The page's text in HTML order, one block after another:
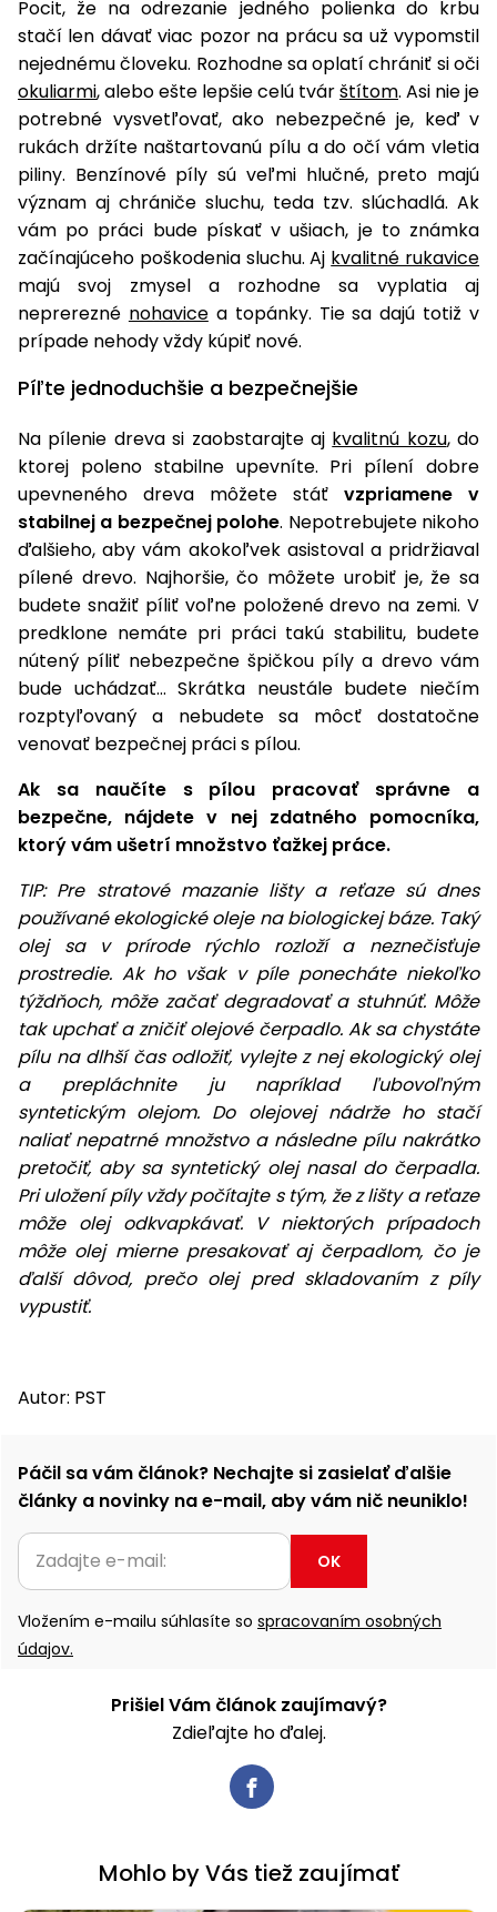
Pocit, že na odrezanie jedného polienka do krbu
stačí len dávať viac pozor na prácu sa už vypomstil
nejednému človeku. Rozhodne sa oplatí chrániť si oči
okuliarmi, alebo ešte lepšie celú tvárštítom. Asi nie je
potrebné vysvetľovať, ako nebezpečné je, keď v
rukách držíte naštartovanú pílu a do očí vám vletia
piliny. Benzínové píly sú veľmi hlučné, preto majú
význam aj chrániče sluchu, teda tzv. slúchadlá. Ak
vám po práci bude pískať v ušiach, je to známka
začínajúceho poškodenia sluchu. Aj kvalitné rukavice
majú svoj zmysel a rozhodne sa vyplatia aj
neprerezné nohavicea topánky. Tie sa dajú totiž v
prípade nehody vždy kúpiť nové.
Píľte jednoduchšie a bezpečnejšie
Na pílenie dreva si zaobstarajte aj kvalitnú kozu, do
ktorej poleno stabilne upevníte. Pri pílení dobre
upevneného dreva môžete stáť vzpriamene v
stabilnej a bezpečnej polohe. Nepotrebujete nikoho
ďalšieho, aby vám akokoľvek asistoval a pridržiaval
pílené drevo. Najhoršie, čo môžete urobiť je, že sa
budete snažiť píliť voľne položené drevo na zemi. V
predklone nemáte pri práci takú stabilitu, budete
nútený píliť nebezpečne špičkou píly a drevo vám
bude uchádzať... Skrátka neustále budete niečím
rozptyľovaný a nebudete sa môcť dostatočne
venovať bezpečnej práci s pílou.
Ak sa naučíte s pílou pracovať správne a
bezpečne, nájdete v nej zdatného pomocníka,
ktorý vám ušetrí množstvo ťažkej práce.
TIP: Pre stratové mazanie lišty a reťaze sú dnes
používané ekologické oleje na biologickej báze. Taký
olej sa v prírode rýchlo rozloží a neznečisťuje
prostredie. Ak ho však v píle ponecháte niekoľko
týždňoch, môže začať degradovať a stuhnúť. Môže
tak upchať a zničiť olejové čerpadlo. Ak sa chystáte
pílu na dlhší čas odložiť, vylejte z nej ekologický olej
a prepláchnite ju napríklad ľubovoľným
syntetickým olejom. Do olejovej nádrže ho stačí
naliať nepatrné množstvo a následne pílu nakrátko
pretočiť, aby sa syntetický olej nasal do čerpadla.
Pri uložení píly vždy počítajte s tým, že z lišty a reťaze
môže olej odkvapkávať. V niektorých prípadoch
môže olej mierne presakovať aj čerpadlom, čo je
ďalší dôvod, prečo olej pred skladovaním z píly
vypustiť.
Autor: PST
Páčil sa vám článok? Nechajte si zasielať ďalšie
články a novinky na e-mail, aby vám nič neuniklo!
OK
Vložením e-mailu súhlasíte so spracovaním osobných
údajov.
Prišiel Vám článok zaujímavý?
Zdieľajte ho ďalej.
Mohlo by Vás tiež zaujímať